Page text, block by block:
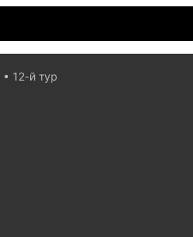
12-й тур